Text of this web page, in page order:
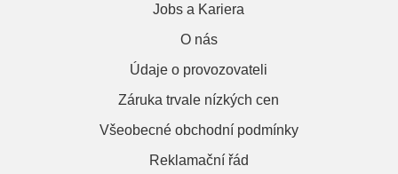
Jobs a Kariera
O nás
Údaje o provozovateli
Záruka trvale nízkých cen
Všeobecné obchodní podmínky
Reklamační řád